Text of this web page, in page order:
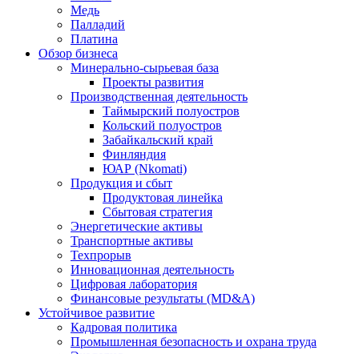
Медь
Палладий
Платина
Обзор бизнеса
Минерально-сырьевая база
Проекты развития
Производственная деятельность
Таймырский полуостров
Кольский полуостров
Забайкальский край
Финляндия
ЮАР (Nkomati)
Продукция и сбыт
Продуктовая линейка
Сбытовая стратегия
Энергетические активы
Транспортные активы
Техпрорыв
Инновационная деятельность
Цифровая лаборатория
Финансовые результаты (MD&A)
Устойчивое развитие
Кадровая политика
Промышленная безопасность и охрана труда